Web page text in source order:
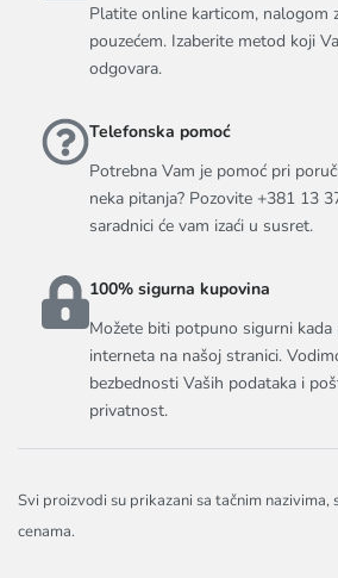
Platite online karticom, nalogom
pouzećem. Izaberite metod koji
odgovara.
Telefonska pomoć
Potrebna Vam je pomoć pri
neka pitanja? Pozovite +381 13
saradnici će vam izaći u susret.
100% sigurna kupovina
Možete biti potpuno sigurni kada
interneta na našoj stranici.
bezbednosti Vaših podataka i
privatnost.
Svi proizvodi su prikazani sa tačnim nazivima,
cenama.